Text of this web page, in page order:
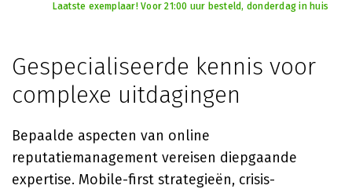
Laatste exemplaar! Voor 21:00 uur besteld, donderdag in huis
Gespecialiseerde kennis voor
complexe uitdagingen
Bepaalde aspecten van online
reputatiemanagement vereisen diepgaande
expertise. Mobile-first strategieën, crisis-